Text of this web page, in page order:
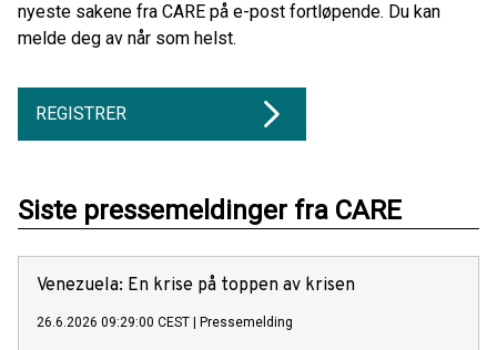
nyeste sakene fra CARE på e-post fortløpende. Du kan
melde deg av når som helst.
REGISTRER
Siste pressemeldinger fra CARE
Venezuela: En krise på toppen av krisen
26.6.2026 09:29:00 CEST Pressemelding